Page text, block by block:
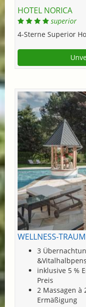
HOTEL NORICA
superior
4-Sterne Superior
WELLNESS-
3
inklusive 5 %
Preis
2 Massagen à
Ermäßigung